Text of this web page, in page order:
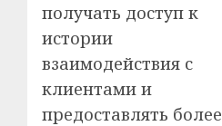
получать доступ к
истории
взаимодействия с
клиентами и
предоставлять более